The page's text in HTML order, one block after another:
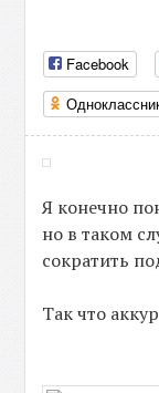
Facebook
Я конечно
но в таком
сократить
Так что